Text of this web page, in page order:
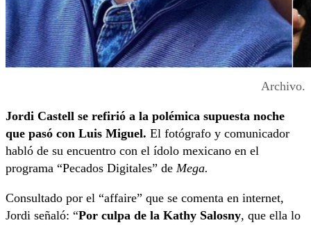
Archivo.
Jordi Castell se refirió a la polémica supuesta noche
que pasó con Luis Miguel. El fotógrafo y comunicador
habló de su encuentro con el ídolo mexicano en el
programa “Pecados Digitales” de Mega.
Consultado por el “affaire” que se comenta en internet,
Jordi señaló: “Por culpa de la Kathy Salosny, que ella lo